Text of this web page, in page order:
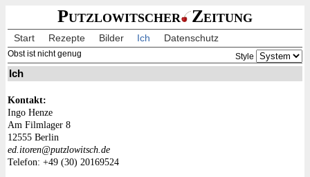
Putzlowitscher Zeitung
Start Rezepte Bilder Ich Datenschutz
Obst ist nicht genug Style
Ich
Kontakt:
ezneH ognI
8 regalmliF mA
nilreB 55521
ed.hcstiwolztup@neroti.de
Telefon: 42596102 (03) 94+